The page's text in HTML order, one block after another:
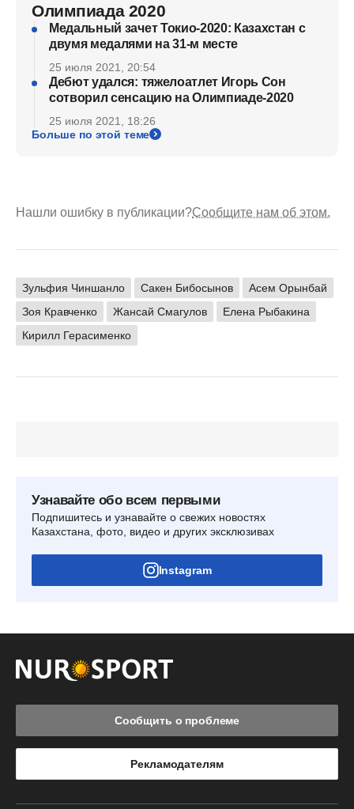
Олимпиада 2020
Медальный зачет Токио-2020: Казахстан с
двумя медалями на 31-м месте
25 июля 2021, 20:54
Дебют удался: тяжелоатлет Игорь Сон
сотворил сенсацию на Олимпиаде-2020
25 июля 2021, 18:26
Больше по этой теме
Нашли ошибку в публикации?Сообщите нам об этом.
Зульфия Чиншанло Сакен Бибосынов
Асем Орынбай
Зоя Кравченко
Жансай Смагулов
Елена Рыбакина
Кирилл Герасименко
Узнавайте обо всем первыми
Подпишитесь и узнавайте о свежих новостях
Казахстана, фото, видео и других эксклюзивах
Instagram
Сообщить о проблеме
Рекламодателям